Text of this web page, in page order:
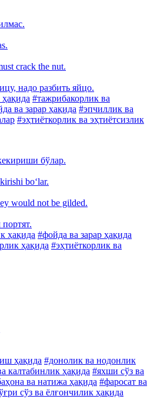
crack the nut.
надо разбить яйцо.
#тажрибакорлик ва
ва зарар ҳақида #эпчиллик ва
#эҳтиёткорлик ва эҳтиётсизлик
бўлар.
bo‘lar.
would not be gilded.
ҳақида #фойда ва зарар ҳақида
ҳақида #эҳтиёткорлик ва
ҳақида #донолик ва нодонлик
калтабинлик ҳақида #яхши сўз ва
ва натижа ҳақида #фаросат ва
сўз ва ёлғончилик ҳақида